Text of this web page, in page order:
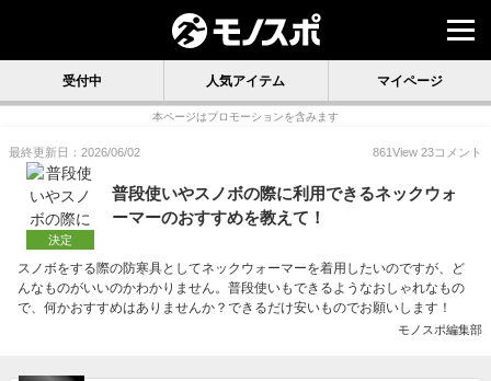
受付中 人気アイテム マイページ
本ページはプロモーションを含みます
最終更新日：2026/06/02 861View 23コメント
決定
普段使いやスノボの際に利用できるネックウォ
ーマーのおすすめを教えて！
スノボをする際の防寒具としてネックウォーマーを着用したいのですが、ど
んなものがいいのかわかりません。普段使いもできるようなおしゃれなもの
で、何かおすすめはありませんか？できるだけ安いものでお願いします！
モノスポ編集部